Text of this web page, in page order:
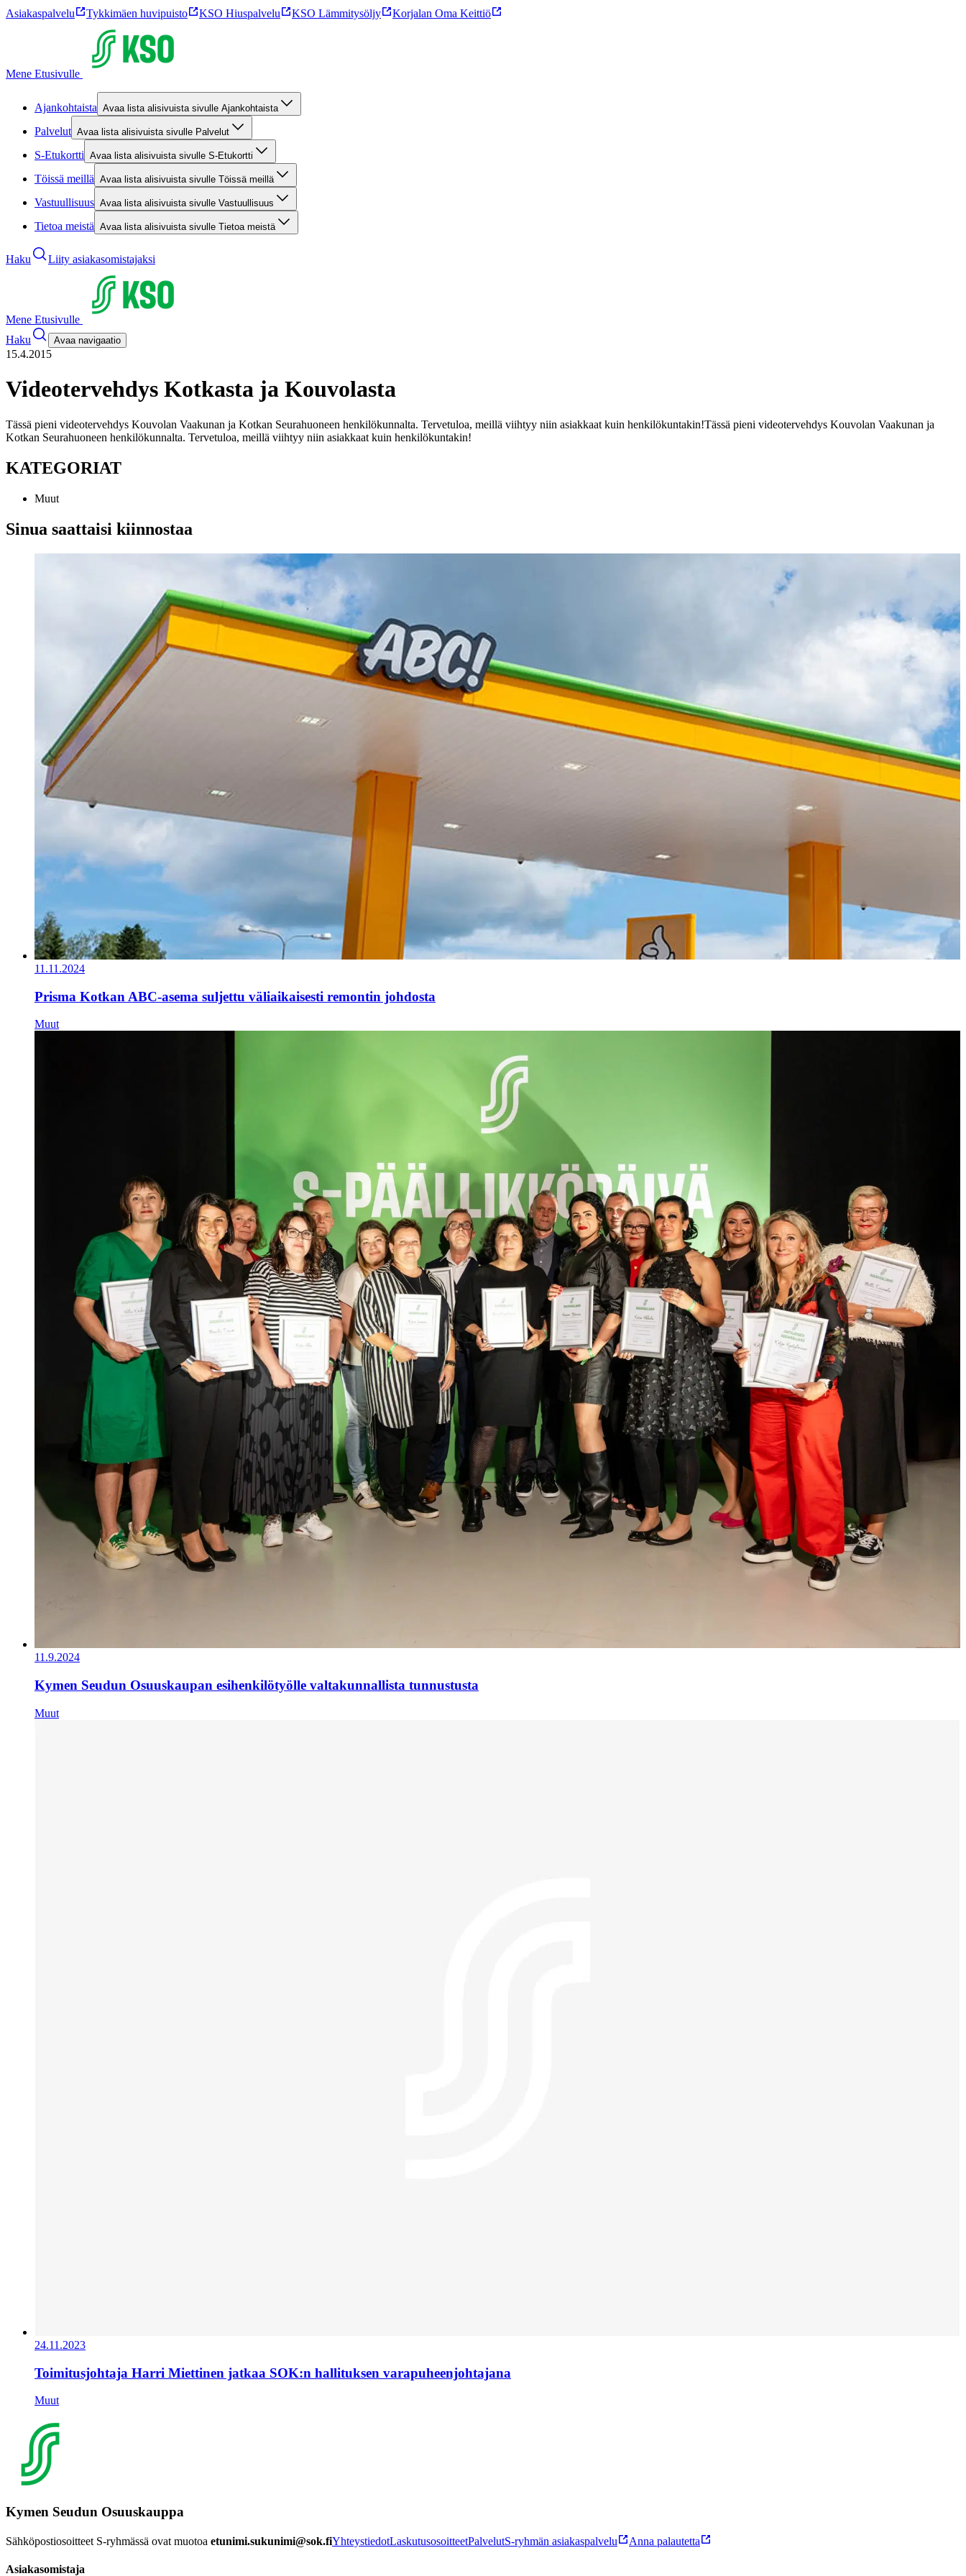
Asiakaspalvelu Tykkimäen huvipuisto KSO Hiuspalvelu KSO Lämmitysöljy Korjalan Oma Keittiö
Mene Etusivulle
Ajankohtaista Avaa lista alisivuista sivulle Ajankohtaista
Palvelut Avaa lista alisivuista sivulle Palvelut
S-Etukortti Avaa lista alisivuista sivulle S-Etukortti
Töissä meillä Avaa lista alisivuista sivulle Töissä meillä
Vastuullisuus Avaa lista alisivuista sivulle Vastuullisuus
Tietoa meistä Avaa lista alisivuista sivulle Tietoa meistä
Haku Liity asiakasomistajaksi
Mene Etusivulle
Haku
Avaa navigaatio
15.4.2015
Videotervehdys Kotkasta ja Kouvolasta
Tässä pieni videotervehdys Kouvolan Vaakunan ja Kotkan Seurahuoneen henkilökunnalta. Tervetuloa, meillä viihtyy niin asiakkaat kuin henkilökuntakin!Tässä pieni videotervehdys Kouvolan Vaakunan ja
Kotkan Seurahuoneen henkilökunnalta. Tervetuloa, meillä viihtyy niin asiakkaat kuin henkilökuntakin!
KATEGORIAT
Muut
Sinua saattaisi kiinnostaa
11.11.2024
Prisma Kotkan ABC-asema suljettu väliaikaisesti remontin johdosta
Muut
11.9.2024
Kymen Seudun Osuuskaupan esihenkilötyölle valtakunnallista tunnustusta
Muut
24.11.2023
Toimitusjohtaja Harri Miettinen jatkaa SOK:n hallituksen varapuheenjohtajana
Muut
Kymen Seudun Osuuskauppa
Sähköpostiosoitteet S-ryhmässä ovat muotoa etunimi.sukunimi@sok.fiYhteystiedotLaskutusosoitteetPalvelutS-ryhmän asiakaspalvelu Anna palautetta
Asiakasomistaja